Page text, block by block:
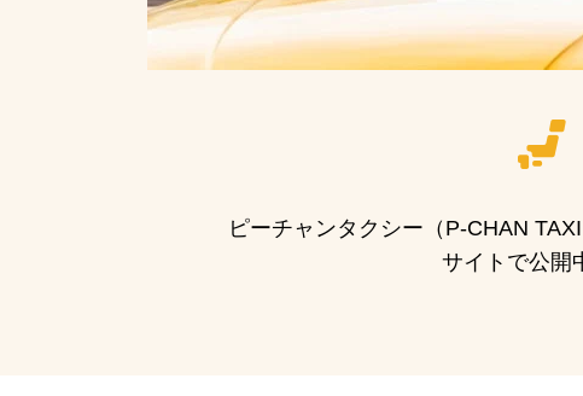
ピーチャンタクシー（P-CHAN
サイトで公開